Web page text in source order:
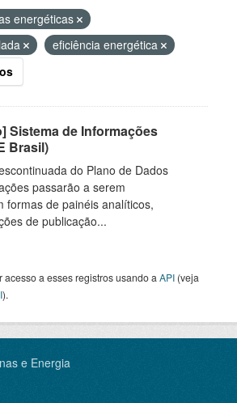
energéticas
eficiência energética
Sistema de Informações
Brasil)
do Plano de Dados
passarão a serem
formas de painéis analíticos,
de publicação...
acesso a esses registros usando a API (veja
).
e Energia